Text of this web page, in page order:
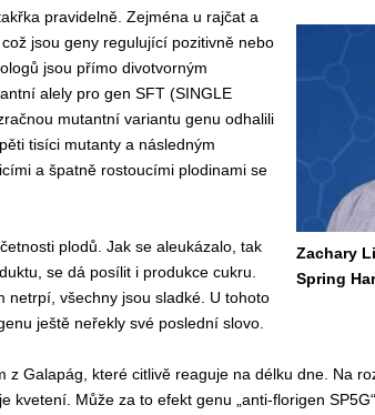
Zachary
Spring
pravidelně. Zejména u rajčat a
jsou geny regulující pozitivně nebo
jsou přímo divotvorným
alely pro gen SFT (SINGLE
mutantní variantu genu odhalili
tisíci mutanty a následným
a špatně rostoucími plodinami se
plodů. Jak se aleukázalo, tak
se dá posílit i produkce cukru.
netrpí, všechny jsou sladké. U tohoto
ještě neřekly své poslední slovo.
z Galapág, které citlivě reaguje na délku dne. Na
Může za to efekt genu „anti-florigen